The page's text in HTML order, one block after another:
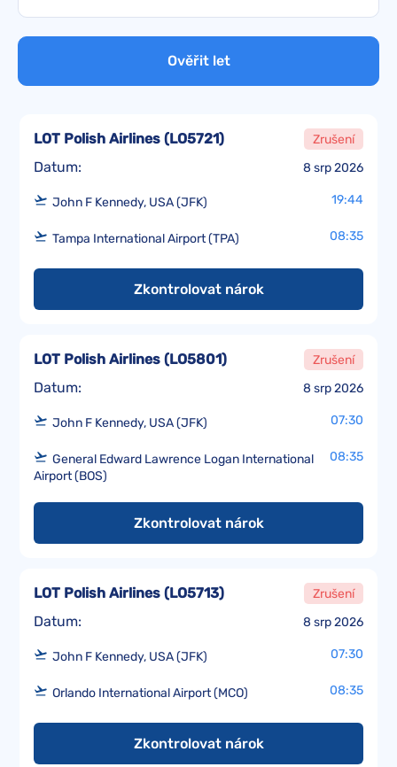
Ověřit let
Datum: 8 srp 2026
LOT Polish Airlines (LO5721) Zrušení
John F Kennedy, USA (JFK) 19:44
Tampa International Airport (TPA) 08:35
Zkontrolovat nárok
Datum: 8 srp 2026
LOT Polish Airlines (LO5801) Zrušení
John F Kennedy, USA (JFK) 07:30
General Edward Lawrence Logan International
Airport (BOS)
08:35
Zkontrolovat nárok
Datum: 8 srp 2026
LOT Polish Airlines (LO5713) Zrušení
John F Kennedy, USA (JFK) 07:30
Orlando International Airport (MCO) 08:35
Zkontrolovat nárok